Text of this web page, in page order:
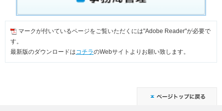
マークが付いているページをご覧いただくには"Adobe Reader"が必要で
す。
最新版のダウンロードはコチラのWebサイトよりお願い致します。